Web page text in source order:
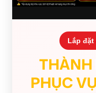
Lắp đặt
THÀNH
PHỤC